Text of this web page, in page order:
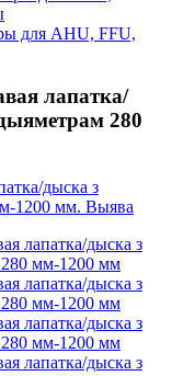
для AHU, FFU,
лапатка/
280